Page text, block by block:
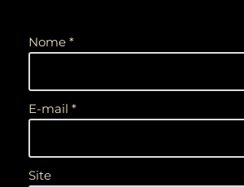
Nome *
E-mail *
Site